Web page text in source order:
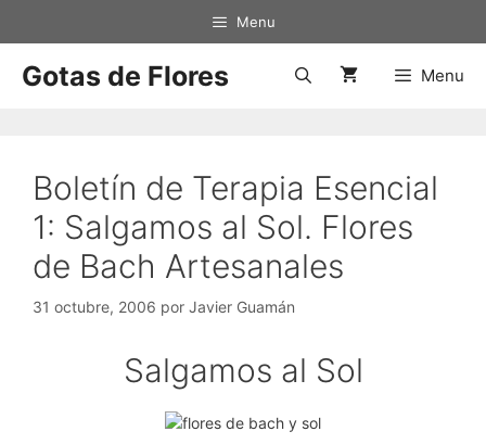
Menu
Gotas de Flores Menu
Boletín de Terapia Esencial
1: Salgamos al Sol. Flores
de Bach Artesanales
31 octubre, 2006 por Javier Guamán
Salgamos al Sol